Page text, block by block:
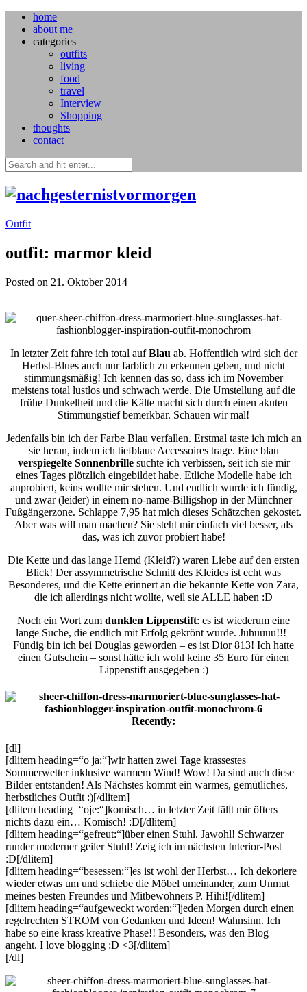
home
about me
categories
outfits
living
food
travel
Interview
Shopping
thoughts
contact
Outfit
outfit: marmor kleid
Posted on 21. Oktober 2014
In letzter Zeit fahre ich total aufBlau ab. Hoffentlich wird sich der
Herbst-Blues auch nur farblich zu erkennen geben, und nicht
stimmungsmäßig! Ich kennen das so, dass ich im November
meistens total lustlos und schwach werde. Die Umstellung auf die
frühe Dunkelheit und die Kälte macht sich durch einen akuten
Stimmungstief bemerkbar. Schauen wir mal!
Jedenfalls bin ich der Farbe Blau verfallen. Erstmal taste ich mich an
sie heran, indem ich tiefblaue Accessoires trage. Eine blau
verspiegelte Sonnenbrillesuchte ich verbissen, seit ich sie mir
eines Tages plötzlich eingebildet habe. Etliche Modelle habe ich
anprobiert, keins wollte mir stehen. Und endlich wurde ich fündig,
und zwar (leider) in einem no-name-Billigshop in der Münchner
Fußgängerzone. Schlappe 7,95 hat mich dieses Schätzchen gekostet.
Aber was will man machen? Sie steht mir einfach viel besser, als
das, was ich zuvor probiert habe!
Die Kette und das lange Hemd (Kleid?) waren Liebe auf den ersten
Blick! Der assymmetrische Schnitt des Kleides ist echt was
Besonderes, und die Kette erinnert an die bekannte Kette von Zara,
die ich allerdings nicht wollte, weil sie ALLE haben :D
Noch ein Wort zum dunklen Lippenstift: es ist wiederum eine
lange Suche, die endlich mit Erfolg gekrönt wurde. Juhuuuu!!!
Fündig bin ich bei Douglas geworden – es ist Dior 813! Ich hatte
einen Gutschein – sonst hätte ich wohl keine 35 Euro für einen
Lippenstift ausgegeben :)
Recently:
[dl]
[dlitem heading=“o ja:“]wir hatten zwei Tage krassestes
Sommerwetter inklusive warmem Wind! Wow! Da sind auch diese
Bilder entstanden! Als Nächstes kommt ein warmes, gemütliches,
herbstliches Outfit :)[/dlitem]
[dlitem heading=“oje:“]komisch… in letzter Zeit fällt mir öfters
nichts dazu ein… Komisch! :D[/dlitem]
[dlitem heading=“gefreut:“]über einen Stuhl. Jawohl! Schwarzer
runder moderner geiler Stuhl! Zeig ich im nächsten Interior-Post
:D[/dlitem]
[dlitem heading=“besessen:“]es ist wohl der Herbst… Ich dekoriere
wieder etwas um und schiebe die Möbel umeinander, zum Unmut
meines besten Freundes und Mitbewohners P. Hihi![/dlitem]
[dlitem heading=“aufgeweckt worden:“]jeden Morgen durch einen
regelrechten STROM von Gedanken und Ideen! Wahnsinn. Ich
habe so eine krass kreative Phase!! Besonders, was den Blog
angeht. I love blogging :D <3[/dlitem]
[/dl]